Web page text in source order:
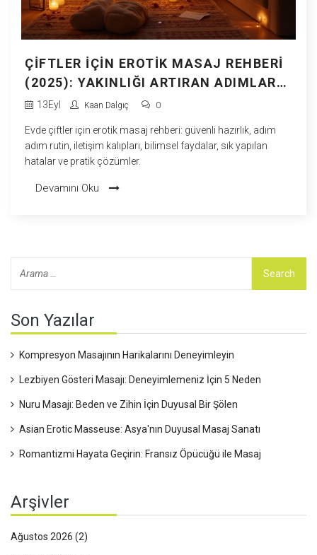
ÇIFTLER İÇIN EROTIK MASAJ REHBERI
(2025): YAKINLIĞI ARTIRAN ADIMLAR
VE İPUÇLARI
13Eyl Kaan Dalgıç 0
Evde çiftler için erotik masaj rehberi: güvenli hazırlık, adım
adım rutin, iletişim kalıpları, bilimsel faydalar, sık yapılan
hatalar ve pratik çözümler.
Devamını Oku
Son Yazılar
Kompresyon Masajının Harikalarını Deneyimleyin
Lezbiyen Gösteri Masajı: Deneyimlemeniz İçin 5 Neden
Nuru Masajı: Beden ve Zihin İçin Duyusal Bir Şölen
Asian Erotic Masseuse: Asya'nın Duyusal Masaj Sanatı
Romantizmi Hayata Geçirin: Fransız Öpücüğü ile Masaj
Arşivler
Ağustos 2026 (2)